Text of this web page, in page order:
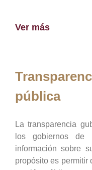
Ver más
pública
La transparencia
los gobiernos de
información sobre
propósito es permitir